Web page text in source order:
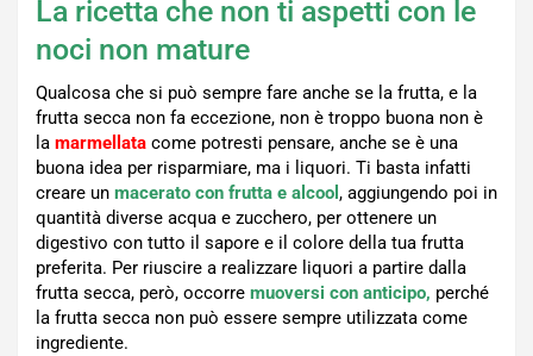
La ricetta che non ti aspetti con le
noci non mature
Qualcosa che si può sempre fare anche se la frutta, e la
frutta secca non fa eccezione, non è troppo buona non è
la marmellata come potresti pensare, anche se è una
buona idea per risparmiare, ma i liquori. Ti basta infatti
creare un macerato con frutta e alcool , aggiungendo poi in
quantità diverse acqua e zucchero, per ottenere un
digestivo con tutto il sapore e il colore della tua frutta
preferita. Per riuscire a realizzare liquori a partire dalla
frutta secca, però, occorre muoversi con anticipo, perché
la frutta secca non può essere sempre utilizzata come
ingrediente.